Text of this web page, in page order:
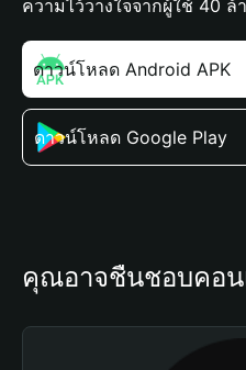
ความไว้วางใจจากผู้ใช้ 40
ดาวน์โหลด Android APK
ดาวน์โหลด Google Play
คุณอาจชื่นชอบคอน